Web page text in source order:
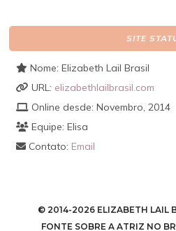
SITE
Nome: Elizabeth Lail Brasil
URL: elizabethlailbrasil.com
Online desde: Novembro, 2014
Equipe: Elisa
Contato: Email
© 2014-2026 ELIZABETH LAIL
FONTE SOBRE A ATRIZ NO